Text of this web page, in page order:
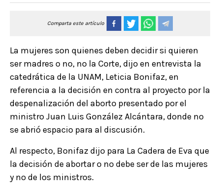
Comparta este artículo
La mujeres son quienes deben decidir si quieren
ser madres o no, no la Corte, dijo en entrevista la
catedrática de la UNAM, Leticia Bonifaz, en
referencia a la decisión en contra al proyecto por la
despenalización del aborto presentado por el
ministro Juan Luis González Alcántara, donde no
se abrió espacio para al discusión.
Al respecto, Bonifaz dijo para La Cadera de Eva que
la decisión de abortar o no debe ser de las mujeres
y no de los ministros.